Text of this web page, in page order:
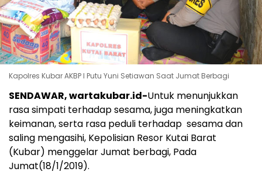
Kapolres Kubar AKBP I Putu Yuni Setiawan Saat Jumat Berbagi
SENDAWAR, wartakubar.id-Untuk menunjukkan
rasa simpati terhadap sesama, juga meningkatkan
keimanan, serta rasa peduli terhadap sesama dan
saling mengasihi, Kepolisian Resor Kutai Barat
(Kubar) menggelar Jumat berbagi, Pada
Jumat(18/1/2019).